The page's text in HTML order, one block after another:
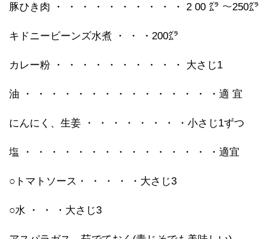
豚ひき肉 ・ ・ ・ ・ ・ ・ ・ ・ ・ ・ 2 00 ㌘ ～250㌘
キドニービーンズ水煮 ・ ・ ・200㌘
カレー粉 ・ ・ ・ ・ ・ ・ ・ ・ ・ ・ 大さじ1
油 ・ ・ ・ ・ ・ ・ ・ ・ ・ ・ ・ ・ ・ ・ ・適 宜
にんにく、生姜 ・ ・ ・ ・ ・ ・ ・ ・小さじ1ずつ
塩 ・ ・ ・ ・ ・ ・ ・ ・ ・ ・ ・ ・ ・ ・ ・適宜
○トマトソース・ ・ ・ ・ ・大さじ3
○水 ・ ・ ・大さじ3